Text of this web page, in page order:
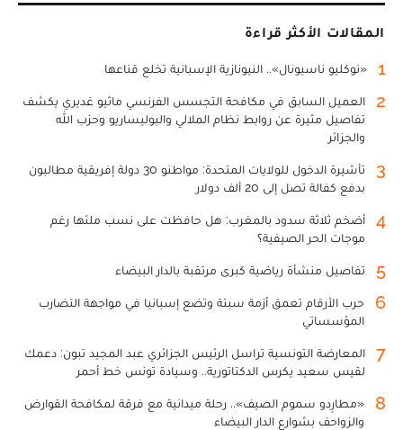
المقالات الأكثر قراءة
1 «نوكليو ناسيونال».. النيونازية الإسبانية تخلع قناعها
2
العميل السابق في مكافحة التجسس الفرنسي ماثيو غديري يكشف
تفاصيل مثيرة عن روابط نظام الملالي والبوليساريو وحزب الله
والجزائر
3
تأشيرة الدخول للولايات المتحدة: مواطنو 30 دولة إفريقية مطالبون
بدفع كفالة تصل إلى 20 ألف دولار
4
أضخم ثلاثة سدود بالمغرب: هل حافظت على نسب ملئها رغم
موجات الحر الصيفية؟
5 تفاصيل منشأة رياضية كبرى مرتقبة بالدار البيضاء
6
حرب الأرقام تعمق أزمة سبتة وتضع إسبانيا في مواجهة التضارب
المؤسساتي
7
المعارضة التونسية تراسل الرئيس الجزائري عبد المجيد تبون: دعمك
لقيس سعيد يكرس الدكتاتورية.. وسيادة تونس خط أحمر
8
«مطارِدو سموم الصيف».. رحلة ميدانية مع فرقة لمكافحة القوارض
والزواحف بشوارع الدار البيضاء